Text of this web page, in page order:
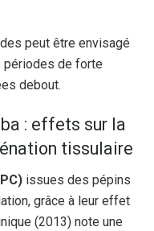
peut être envisagé
périodes de forte
debout.
: effets sur la
tissulaire
issues des pépins
grâce à leur effet
(2013) note une